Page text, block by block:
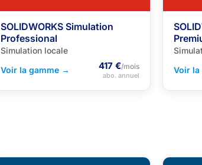
SOLIDWORKS Simulation
Professional
Simulation locale
Voir la gamme →
417 €/mois
abo. annuel
Voir la